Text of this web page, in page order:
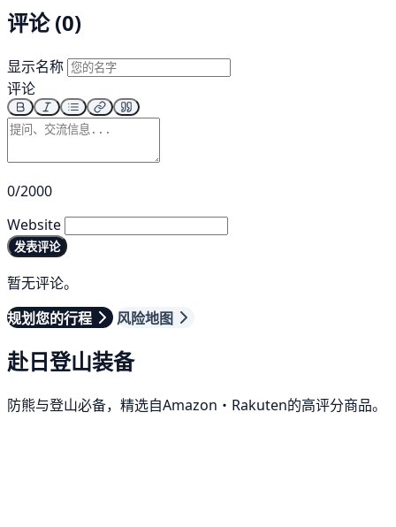
评论 (0)
显示名称
评论
0/2000
Website
发表评论
暂无评论。
规划您的行程
风险地图
赴日登山装备
防熊与登山必备，精选自Amazon・Rakuten的高评分商品。